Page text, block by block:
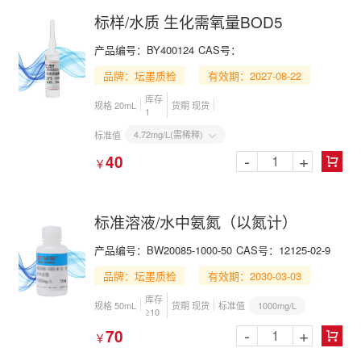
标样/水质 生化需氧量BOD5
产品编号：BY400124 CAS号：
品牌：坛墨质检
有效期：2027-08-22
规格 20mL
库存
1
货期 现货
标准值 4.72mg/L(需稀释) 
￥40 
- +
标准溶液/水中氨氮（以氮计）
产品编号：BW20085-1000-50 CAS号：12125-02-9
品牌：坛墨质检
有效期：2030-03-03
规格 50mL
库存
≥10
货期 现货 标准值 1000mg/L
￥70 
- +